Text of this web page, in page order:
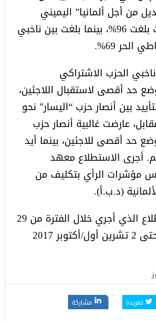
من أجل ألمانيا” اليميني
الشعبوي، حيث بلغت 96%، بينما بلغت بين ناخبي
الحر 69%.
من ناخبي الحزب الاشتراكي
حد أقصى لاستقبال اللاجئين،
بين أنصار حزب “اليسار” نحو
عارضت غالبية أنصار حزب
وضع حد أقصى للاجئين، بينما أيد
منهم. أجرى الاستطلاع معهد
مؤشرات الرأي بتكليف من
(د.ب.أ).
وشمل الاستطلاع الذي أجري خلال الفترة من 29
أيلول/سبتمبر حتى 2 تشرين أول/أكتوبر 2017
تغريدة
مشاركة